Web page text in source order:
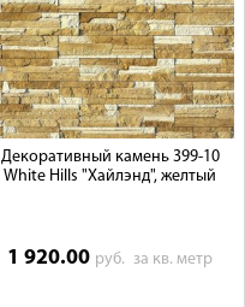
Декоративный камень 399-10
White Hills "Хайлэнд", желтый
1 920.00 руб.за кв. метр